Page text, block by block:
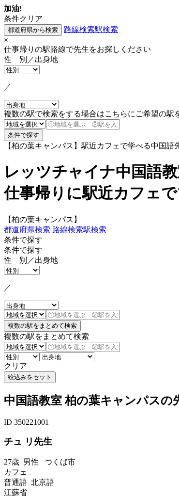
加油!
条件クリア
路線検索駅検索
×
仕事帰りの駅路線で先生をお探しください
性 別／出身地
／
複数の駅で検索をする場合はこちらにご希望の駅
【柏の葉キャンパス】駅近カフェで学べる中国語
レッツチャイナ中国語
仕事帰りに駅近カフェ
【柏の葉キャンパス】
都道府県検索 路線検索駅検索
条件で探す
条件で探す
性 別／出身地
／
複数の駅をまとめて検索
クリア
中国語教室 柏の葉キャンパスの
ID 350221001
チュ リ先生
27歳 男性 つくば市
カフェ
普通語 北京語
江蘇省